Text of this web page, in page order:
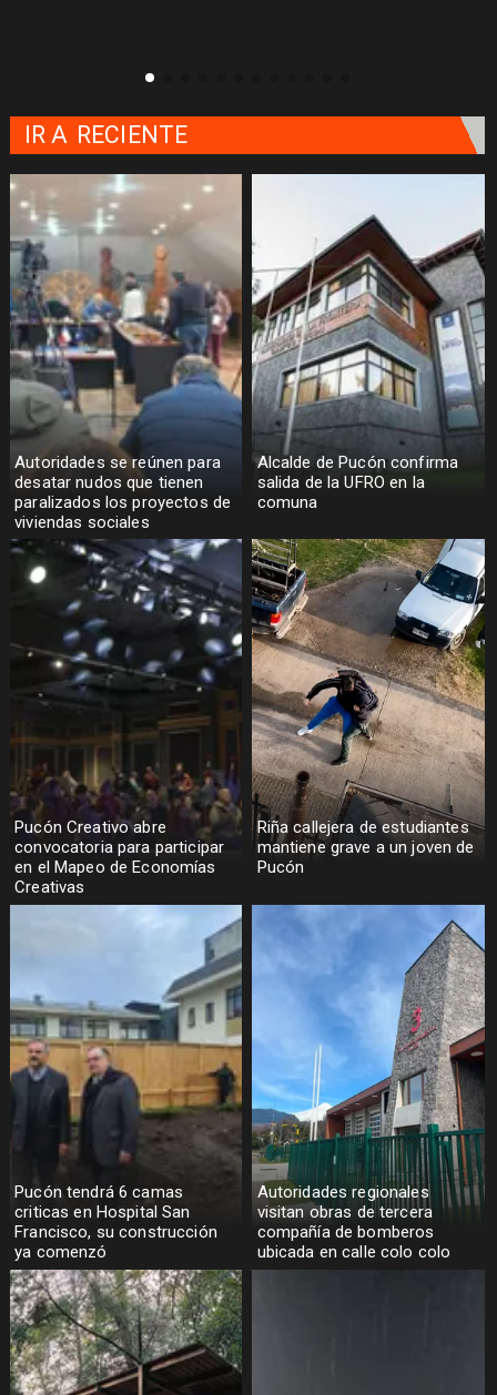
Autoridades se reúnen para
desatar nudos que tienen
paralizados los proyectos de
viviendas sociales
Alcalde de Pucón confirma
salida de la UFRO en la
comuna
Pucón Creativo abre
convocatoria para participar
en el Mapeo de Economías
Creativas
Riña callejera de estudiantes
mantiene grave a un joven de
Pucón
Pucón tendrá 6 camas
criticas en Hospital San
Francisco, su construcción
ya comenzó
Autoridades regionales
visitan obras de tercera
compañía de bomberos
ubicada en calle colo colo
IR A RECIENTE